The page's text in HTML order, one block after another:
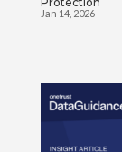
Jan 14, 2026